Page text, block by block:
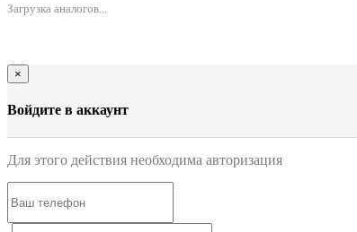
Загрузка аналогов...
×
Войдите в аккаунт
Для этого действия необходима авторизация